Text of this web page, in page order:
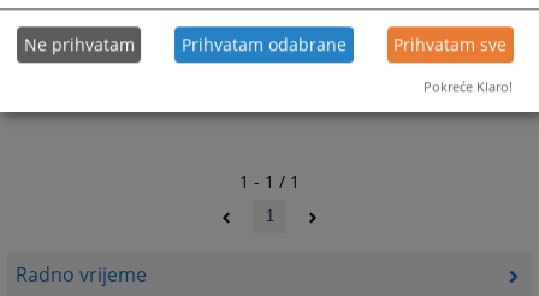
Radno vrijeme
1 - 1 / 1
1
Ne prihvatam Prihvatam odabrane Prihvatam sve
Pokreće Klaro!